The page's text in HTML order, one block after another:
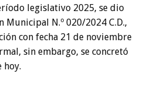
legislativo 2025, se dio
Municipal N.º 020/2024 C.D.,
con fecha 21 de noviembre
sin embargo, se concretó
hoy.